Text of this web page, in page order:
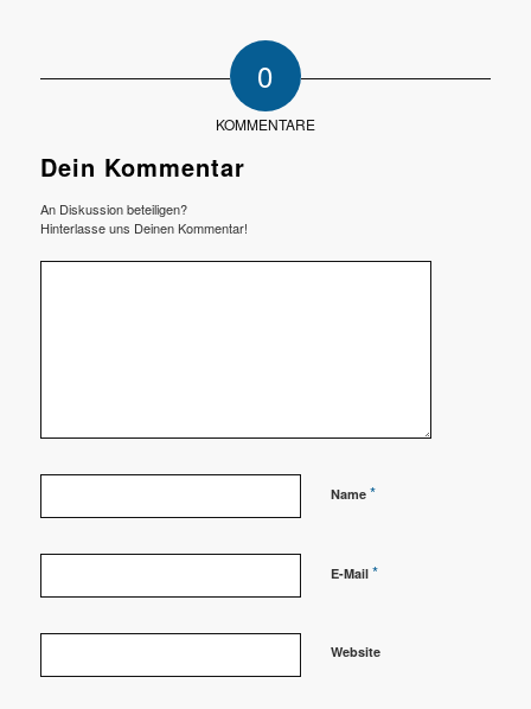
0
KOMMENTARE
Dein Kommentar
An Diskussion beteiligen?
Hinterlasse uns Deinen Kommentar!
Name *
E-Mail *
Website